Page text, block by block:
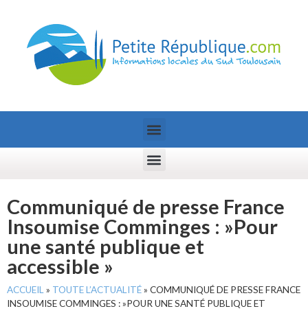
Communiqué de presse France
Insoumise Comminges : »Pour
une santé publique et
accessible »
ACCUEIL » TOUTE L’ACTUALITÉ» COMMUNIQUÉ DE PRESSE FRANCE
INSOUMISE COMMINGES : »POUR UNE SANTÉ PUBLIQUE ET